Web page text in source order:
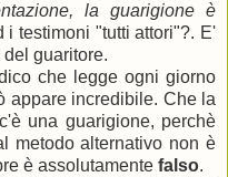
la guarigione è
i testimoni "tutti attori"?. E'
guaritore.
che legge ogni giorno
appare incredibile. Che la
una guarigione, perchè
metodo alternativo non è
è assolutamente falso.